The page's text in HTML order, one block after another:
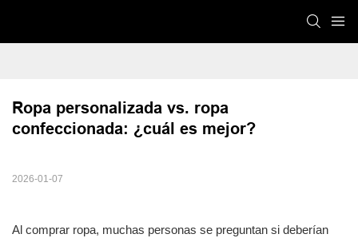
Ropa personalizada vs. ropa
confeccionada: ¿cuál es mejor?
2026-01-07
Al comprar ropa, muchas personas se preguntan si deberían